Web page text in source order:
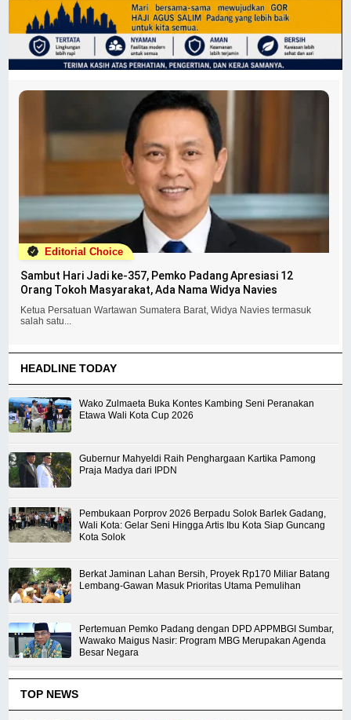
Editorial Choice
Sambut Hari Jadi ke-357, Pemko Padang Apresiasi 12
Orang Tokoh Masyarakat, Ada Nama Widya Navies
Ketua Persatuan Wartawan Sumatera Barat, Widya Navies termasuk
salah satu...
HEADLINE TODAY
Wako Zulmaeta Buka Kontes Kambing Seni Peranakan
Etawa Wali Kota Cup 2026
Gubernur Mahyeldi Raih Penghargaan Kartika Pamong
Praja Madya dari IPDN
Pembukaan Porprov 2026 Berpadu Solok Barlek Gadang,
Wali Kota: Gelar Seni Hingga Artis Ibu Kota Siap Guncang
Kota Solok
Berkat Jaminan Lahan Bersih, Proyek Rp170 Miliar Batang
Lembang-Gawan Masuk Prioritas Utama Pemulihan
Pertemuan Pemko Padang dengan DPD APPMBGI Sumbar,
Wawako Maigus Nasir: Program MBG Merupakan Agenda
Besar Negara
TOP NEWS